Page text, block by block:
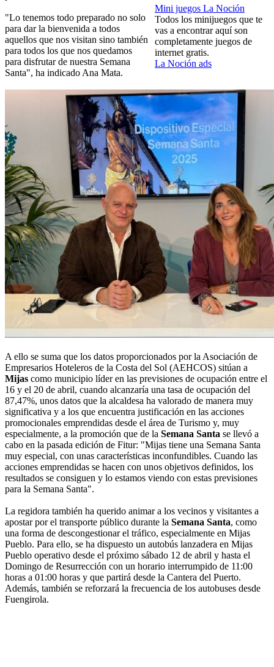
Mini juegos La Noción
Todos los minijuegos que te
vas a encontrar aquí son
completamente juegos de
internet gratis.
La Noción ads
"Lo tenemos todo preparado no solo
para dar la bienvenida a todos
aquellos que nos visitan sino también
para todos los que nos quedamos
para disfrutar de nuestra Semana
Santa", ha indicado Ana Mata.
A ello se suma que los datos proporcionados por la Asociación de
Empresarios Hoteleros de la Costa del Sol (AEHCOS) sitúan a
Mijas como municipio líder en las previsiones de ocupación entre el
16 y el 20 de abril, cuando alcanzaría una tasa de ocupación del
87,47%, unos datos que la alcaldesa ha valorado de manera muy
significativa y a los que encuentra justificación en las acciones
promocionales emprendidas desde el área de Turismo y, muy
especialmente, a la promoción que de la Semana Santa se llevó a
cabo en la pasada edición de Fitur: "Mijas tiene una Semana Santa
muy especial, con unas características inconfundibles. Cuando las
acciones emprendidas se hacen con unos objetivos definidos, los
resultados se consiguen y lo estamos viendo con estas previsiones
para la Semana Santa".
La regidora también ha querido animar a los vecinos y visitantes a
apostar por el transporte público durante la Semana Santa, como
una forma de descongestionar el tráfico, especialmente en Mijas
Pueblo. Para ello, se ha dispuesto un autobús lanzadera en Mijas
Pueblo operativo desde el próximo sábado 12 de abril y hasta el
Domingo de Resurrección con un horario interrumpido de 11:00
horas a 01:00 horas y que partirá desde la Cantera del Puerto.
Además, también se reforzará la frecuencia de los autobuses desde
Fuengirola.